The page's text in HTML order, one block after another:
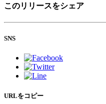
このリリースをシェア
SNS
URLをコピー